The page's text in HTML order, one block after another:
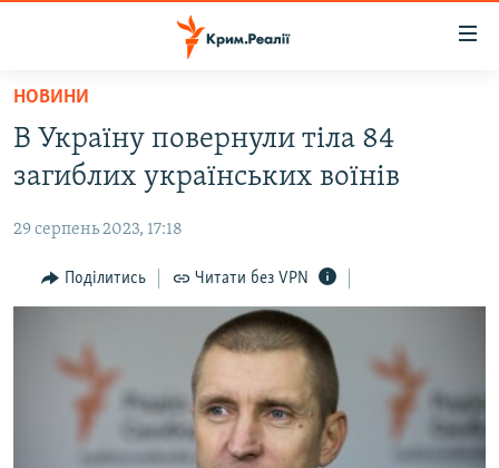
Перейти
основного
матеріалу
до
навігації
Перейти
пошуку
ВОДА.КРИМ
ВІДЕО ТА ФОТО
ПОЛІТИКА
БЛОГИ
ІНТЕРВ'Ю
ВСЕ ЗА ДЕНЬ
СПЕЦПРОЕКТИ
НОВИНИ
В Україну повернули тіла 84
загиблих українських воїнів
29 серпень 2023, 17:18
Поділитись Читати без VPN